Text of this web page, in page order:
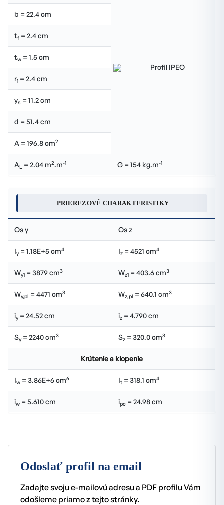
b = 22.4 cm
tf = 2.4 cm
tw = 1.5 cm
r1 = 2.4 cm
ys = 11.2 cm
d = 51.4 cm
A = 196.8 cm2
AL = 2.04 m2.m-1 G = 154 kg.m-1
PRIEREZOVÉ CHARAKTERISTIKY
Os y Os z
Iy= 1.18E+5 cm4 Iz = 4521 cm4
Wy1 = 3879 cm3 Wz1 = 403.6 cm3
Wy,pl = 4471 cm3 Wz,pl = 640.1 cm3
iy= 24.52 cm iz = 4.790 cm
Sy= 2240 cm3 Sz = 320.0 cm3
Krútenie a klopenie
Iw = 3.86E+6 cm6 It = 318.1 cm4
iw = 5.610 cm ipc = 24.98 cm
Odoslať profil na email
Zadajte svoju e-mailovú adresu a PDF profilu Vám
odošleme priamo z tejto stránky.